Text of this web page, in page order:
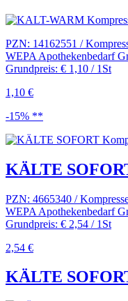
PZN: 14162551 /
WEPA Apothekenbedarf
Grundpreis: € 1,10 / 1St
1,10 €
-15% **
KÄLTE
PZN: 4665340 /
WEPA Apothekenbedarf
Grundpreis: € 2,54 / 1St
2,54 €
KÄLTE